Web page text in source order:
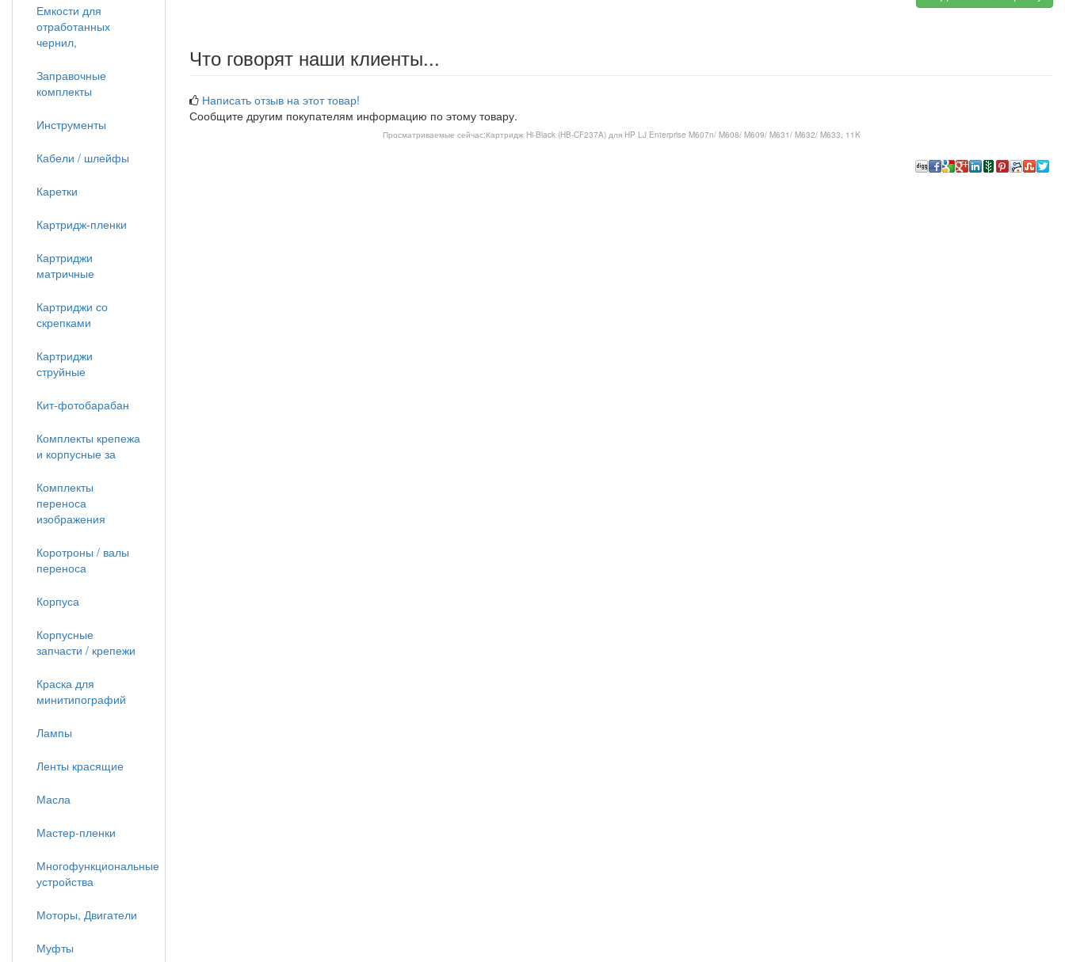
Что говорят наши клиенты...
Написать отзыв на этот товар!
Сообщите другим покупателям информацию по этому товару.
Просматриваемые сейчас:Картридж Hi-Black (HB-CF237A) для HP LJ Enterprise M607n/ M608/ M609/ M631/ M632/ M633, 11K
Емкости для
отработанных
чернил,
Заправочные
комплекты
Инструменты
Кабели / шлейфы
Каретки
Картридж-пленки
Картриджи
матричные
Картриджи со
скрепками
Картриджи
струйные
Кит-фотобарабан
Комплекты крепежа
и корпусные за
Комплекты
переноса
изображения
Коротроны / валы
переноса
Корпуса
Корпусные
запчасти / крепежи
Краска для
минитипографий
Лампы
Ленты красящие
Масла
Мастер-пленки
Многофункциональные
устройства
Моторы, Двигатели
Муфты